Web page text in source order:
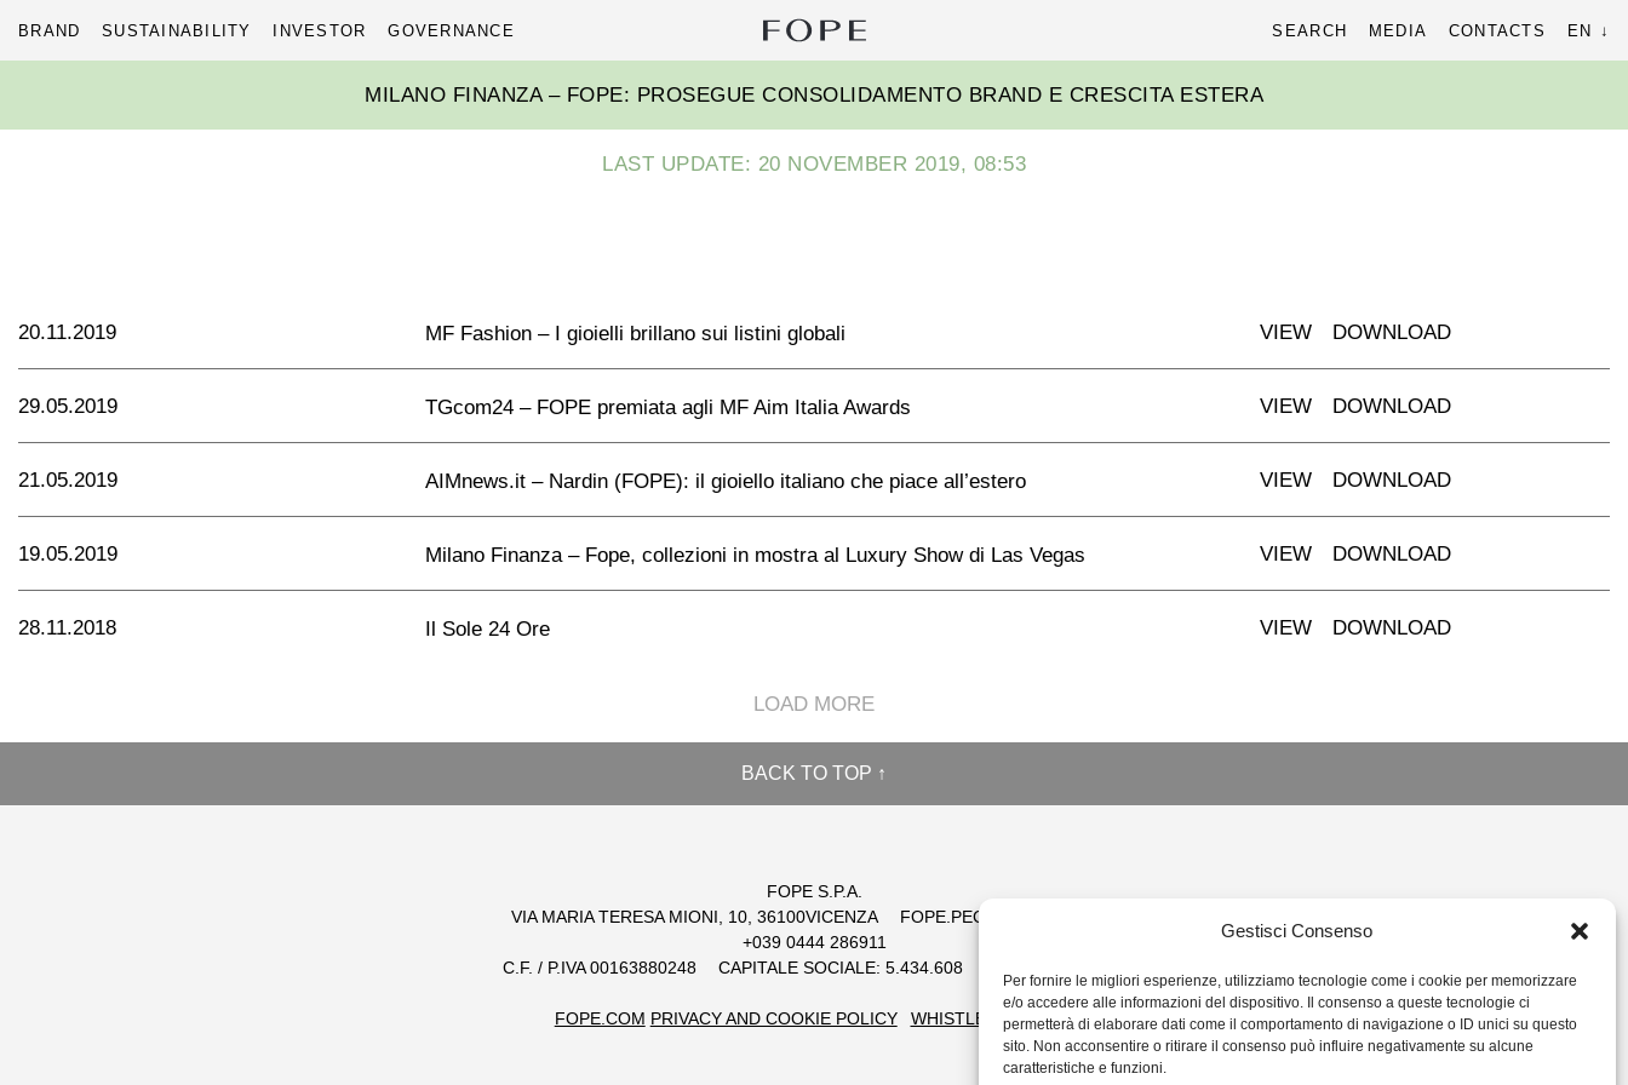
Gestisci Consenso
Per fornire le migliori esperienze, utilizziamo tecnologie come i cookie per memorizzare
e/o accedere alle informazioni del dispositivo. Il consenso a queste tecnologie ci
permetterà di elaborare dati come il comportamento di navigazione o ID unici su questo
sito. Non acconsentire o ritirare il consenso può influire negativamente su alcune
caratteristiche e funzioni.
BRAND SUSTAINABILITY INVESTOR GOVERNANCE
FOPE
Group
for:
SEARCH MEDIA CONTACTS EN
MILANO FINANZA – FOPE: PROSEGUE CONSOLIDAMENTO BRAND E CRESCITA ESTERA
LAST UPDATE: 20 NOVEMBER 2019, 08:53
20.11.2019 MF Fashion – I gioielli brillano sui listini globali VIEW DOWNLOAD
29.05.2019 TGcom24 – FOPE premiata agli MF Aim Italia Awards VIEW DOWNLOAD
21.05.2019 AIMnews.it – Nardin (FOPE): il gioiello italiano che piace all’estero VIEW DOWNLOAD
19.05.2019 Milano Finanza – Fope, collezioni in mostra al Luxury Show di Las Vegas VIEW DOWNLOAD
28.11.2018 Il Sole 24 Ore VIEW DOWNLOAD
LOAD MORE
BACK TO TOP ↑
FOPE S.P.A.
VIA MARIA TERESA MIONI, 10, 36100VICENZA
FOPE.PEC@LEGALMAIL.IT
+039 0444 286911
C.F. / P.IVA 00163880248
CAPITALE SOCIALE: 5.434.608
FOPE.COM PRIVACY AND COOKIE POLICY WHISTLEBLOWING